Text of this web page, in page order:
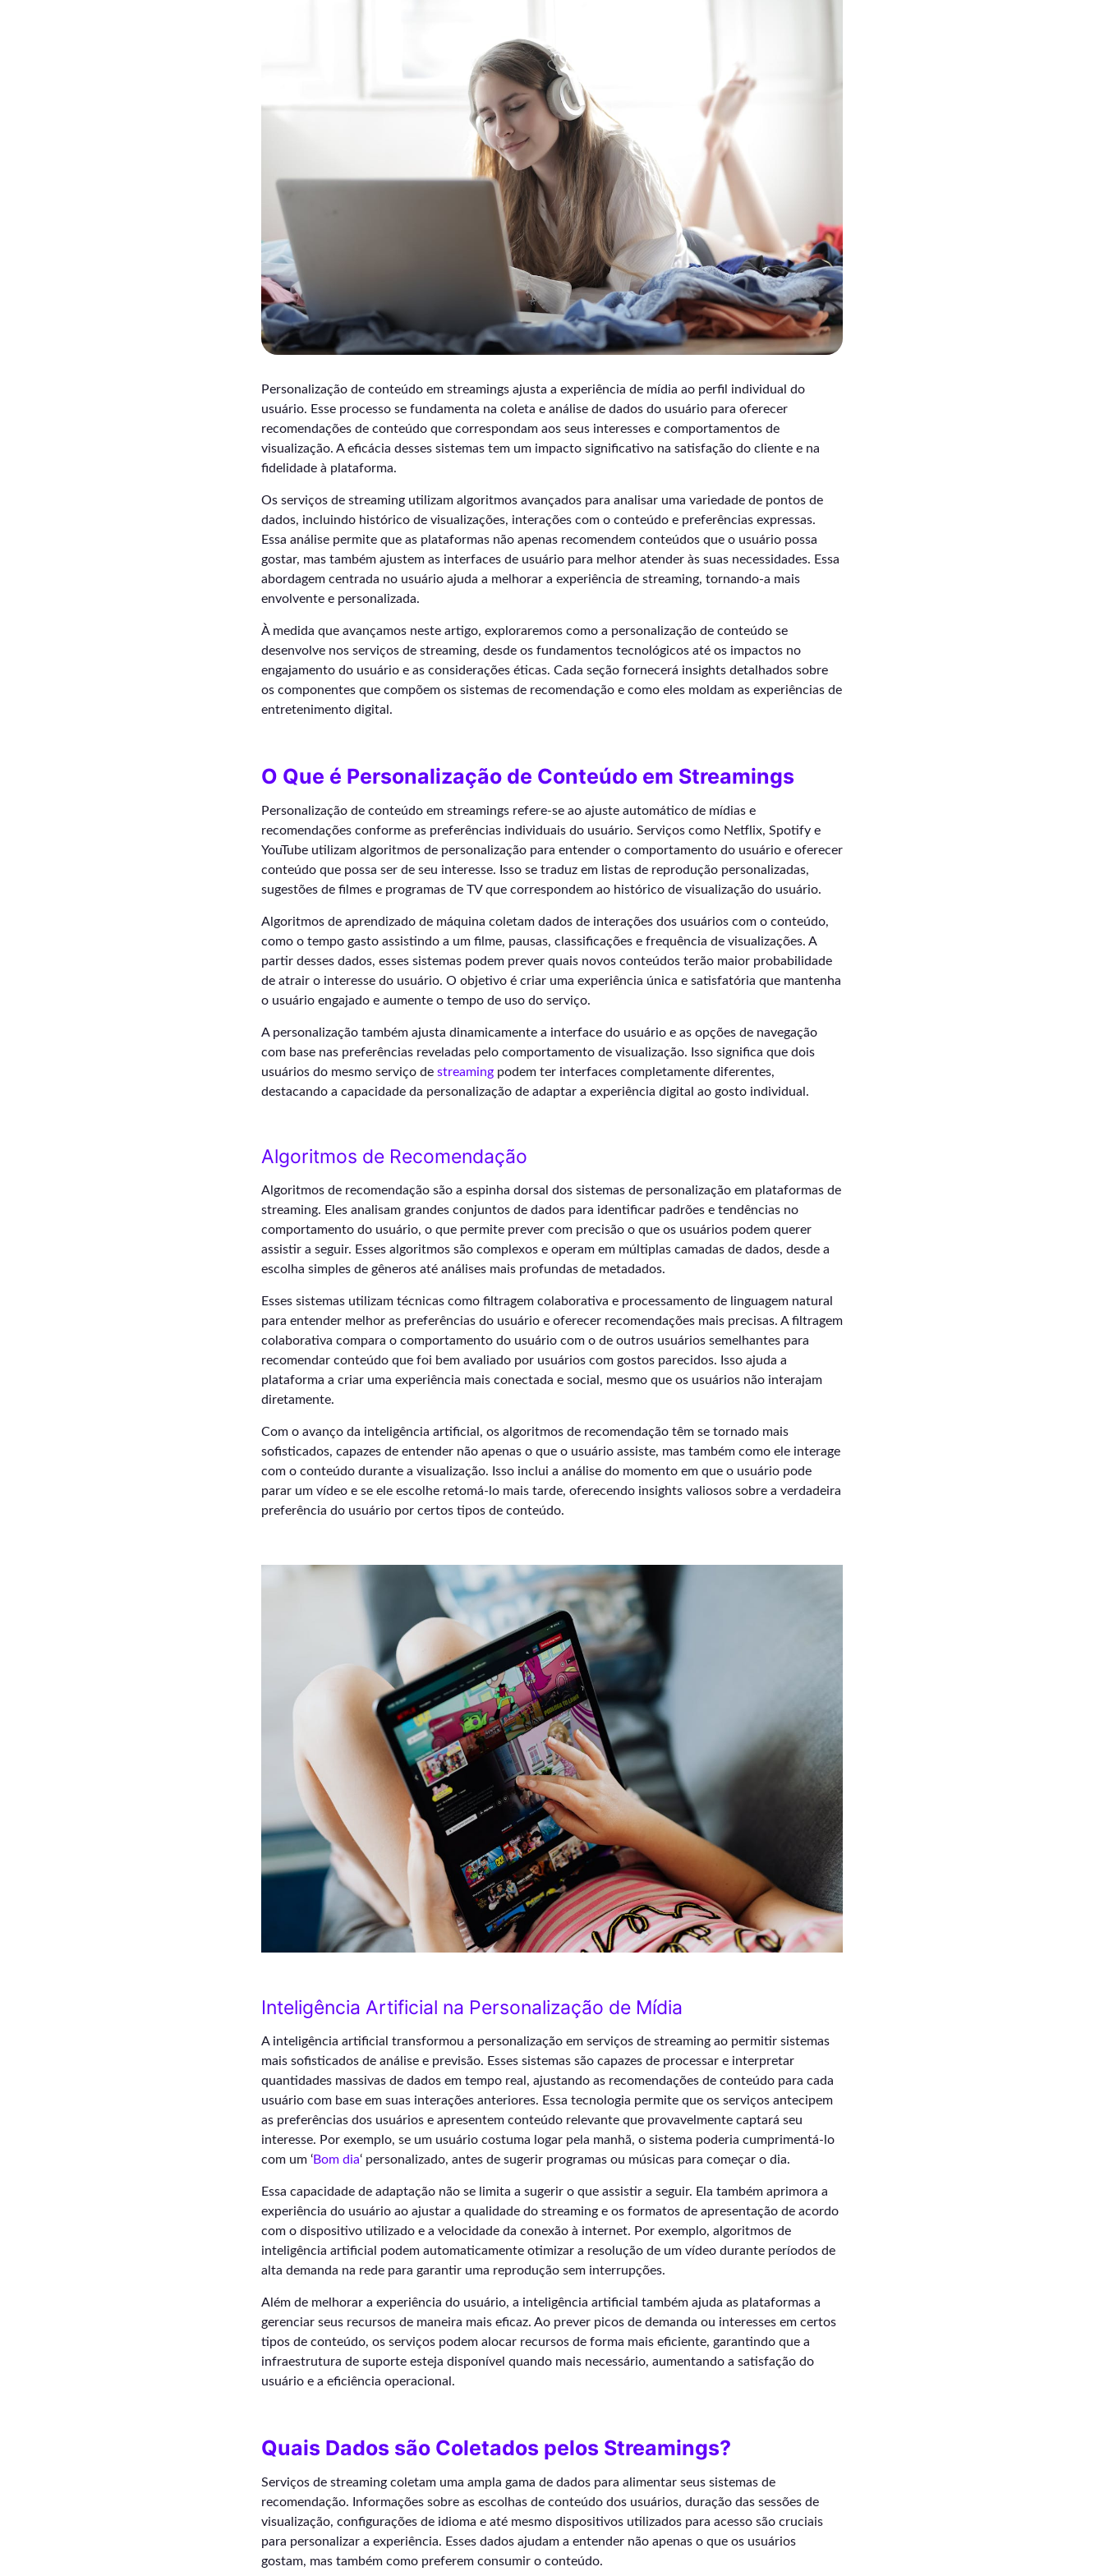
Personalização de conteúdo em streamings ajusta a experiência de mídia ao perfil individual do
usuário. Esse processo se fundamenta na coleta e análise de dados do usuário para oferecer
recomendações de conteúdo que correspondam aos seus interesses e comportamentos de
visualização. A eficácia desses sistemas tem um impacto significativo na satisfação do cliente e na
fidelidade à plataforma.
Os serviços de streaming utilizam algoritmos avançados para analisar uma variedade de pontos de
dados, incluindo histórico de visualizações, interações com o conteúdo e preferências expressas.
Essa análise permite que as plataformas não apenas recomendem conteúdos que o usuário possa
gostar, mas também ajustem as interfaces de usuário para melhor atender às suas necessidades. Essa
abordagem centrada no usuário ajuda a melhorar a experiência de streaming, tornando-a mais
envolvente e personalizada.
À medida que avançamos neste artigo, exploraremos como a personalização de conteúdo se
desenvolve nos serviços de streaming, desde os fundamentos tecnológicos até os impactos no
engajamento do usuário e as considerações éticas. Cada seção fornecerá insights detalhados sobre
os componentes que compõem os sistemas de recomendação e como eles moldam as experiências de
entretenimento digital.
O Que é Personalização de Conteúdo em Streamings
Personalização de conteúdo em streamings refere-se ao ajuste automático de mídias e
recomendações conforme as preferências individuais do usuário. Serviços como Netflix, Spotify e
YouTube utilizam algoritmos de personalização para entender o comportamento do usuário e oferecer
conteúdo que possa ser de seu interesse. Isso se traduz em listas de reprodução personalizadas,
sugestões de filmes e programas de TV que correspondem ao histórico de visualização do usuário.
Algoritmos de aprendizado de máquina coletam dados de interações dos usuários com o conteúdo,
como o tempo gasto assistindo a um filme, pausas, classificações e frequência de visualizações. A
partir desses dados, esses sistemas podem prever quais novos conteúdos terão maior probabilidade
de atrair o interesse do usuário. O objetivo é criar uma experiência única e satisfatória que mantenha
o usuário engajado e aumente o tempo de uso do serviço.
A personalização também ajusta dinamicamente a interface do usuário e as opções de navegação
com base nas preferências reveladas pelo comportamento de visualização. Isso significa que dois
usuários do mesmo serviço de streaming podem ter interfaces completamente diferentes,
destacando a capacidade da personalização de adaptar a experiência digital ao gosto individual.
Algoritmos de Recomendação
Algoritmos de recomendação são a espinha dorsal dos sistemas de personalização em plataformas de
streaming. Eles analisam grandes conjuntos de dados para identificar padrões e tendências no
comportamento do usuário, o que permite prever com precisão o que os usuários podem querer
assistir a seguir. Esses algoritmos são complexos e operam em múltiplas camadas de dados, desde a
escolha simples de gêneros até análises mais profundas de metadados.
Esses sistemas utilizam técnicas como filtragem colaborativa e processamento de linguagem natural
para entender melhor as preferências do usuário e oferecer recomendações mais precisas. A filtragem
colaborativa compara o comportamento do usuário com o de outros usuários semelhantes para
recomendar conteúdo que foi bem avaliado por usuários com gostos parecidos. Isso ajuda a
plataforma a criar uma experiência mais conectada e social, mesmo que os usuários não interajam
diretamente.
Com o avanço da inteligência artificial, os algoritmos de recomendação têm se tornado mais
sofisticados, capazes de entender não apenas o que o usuário assiste, mas também como ele interage
com o conteúdo durante a visualização. Isso inclui a análise do momento em que o usuário pode
parar um vídeo e se ele escolhe retomá-lo mais tarde, oferecendo insights valiosos sobre a verdadeira
preferência do usuário por certos tipos de conteúdo.
Inteligência Artificial na Personalização de Mídia
A inteligência artificial transformou a personalização em serviços de streaming ao permitir sistemas
mais sofisticados de análise e previsão. Esses sistemas são capazes de processar e interpretar
quantidades massivas de dados em tempo real, ajustando as recomendações de conteúdo para cada
usuário com base em suas interações anteriores. Essa tecnologia permite que os serviços antecipem
as preferências dos usuários e apresentem conteúdo relevante que provavelmente captará seu
interesse. Por exemplo, se um usuário costuma logar pela manhã, o sistema poderia cumprimentá-lo
com um ‘Bom dia‘ personalizado, antes de sugerir programas ou músicas para começar o dia.
Essa capacidade de adaptação não se limita a sugerir o que assistir a seguir. Ela também aprimora a
experiência do usuário ao ajustar a qualidade do streaming e os formatos de apresentação de acordo
com o dispositivo utilizado e a velocidade da conexão à internet. Por exemplo, algoritmos de
inteligência artificial podem automaticamente otimizar a resolução de um vídeo durante períodos de
alta demanda na rede para garantir uma reprodução sem interrupções.
Além de melhorar a experiência do usuário, a inteligência artificial também ajuda as plataformas a
gerenciar seus recursos de maneira mais eficaz. Ao prever picos de demanda ou interesses em certos
tipos de conteúdo, os serviços podem alocar recursos de forma mais eficiente, garantindo que a
infraestrutura de suporte esteja disponível quando mais necessário, aumentando a satisfação do
usuário e a eficiência operacional.
Quais Dados são Coletados pelos Streamings?
Serviços de streaming coletam uma ampla gama de dados para alimentar seus sistemas de
recomendação. Informações sobre as escolhas de conteúdo dos usuários, duração das sessões de
visualização, configurações de idioma e até mesmo dispositivos utilizados para acesso são cruciais
para personalizar a experiência. Esses dados ajudam a entender não apenas o que os usuários
gostam, mas também como preferem consumir o conteúdo.